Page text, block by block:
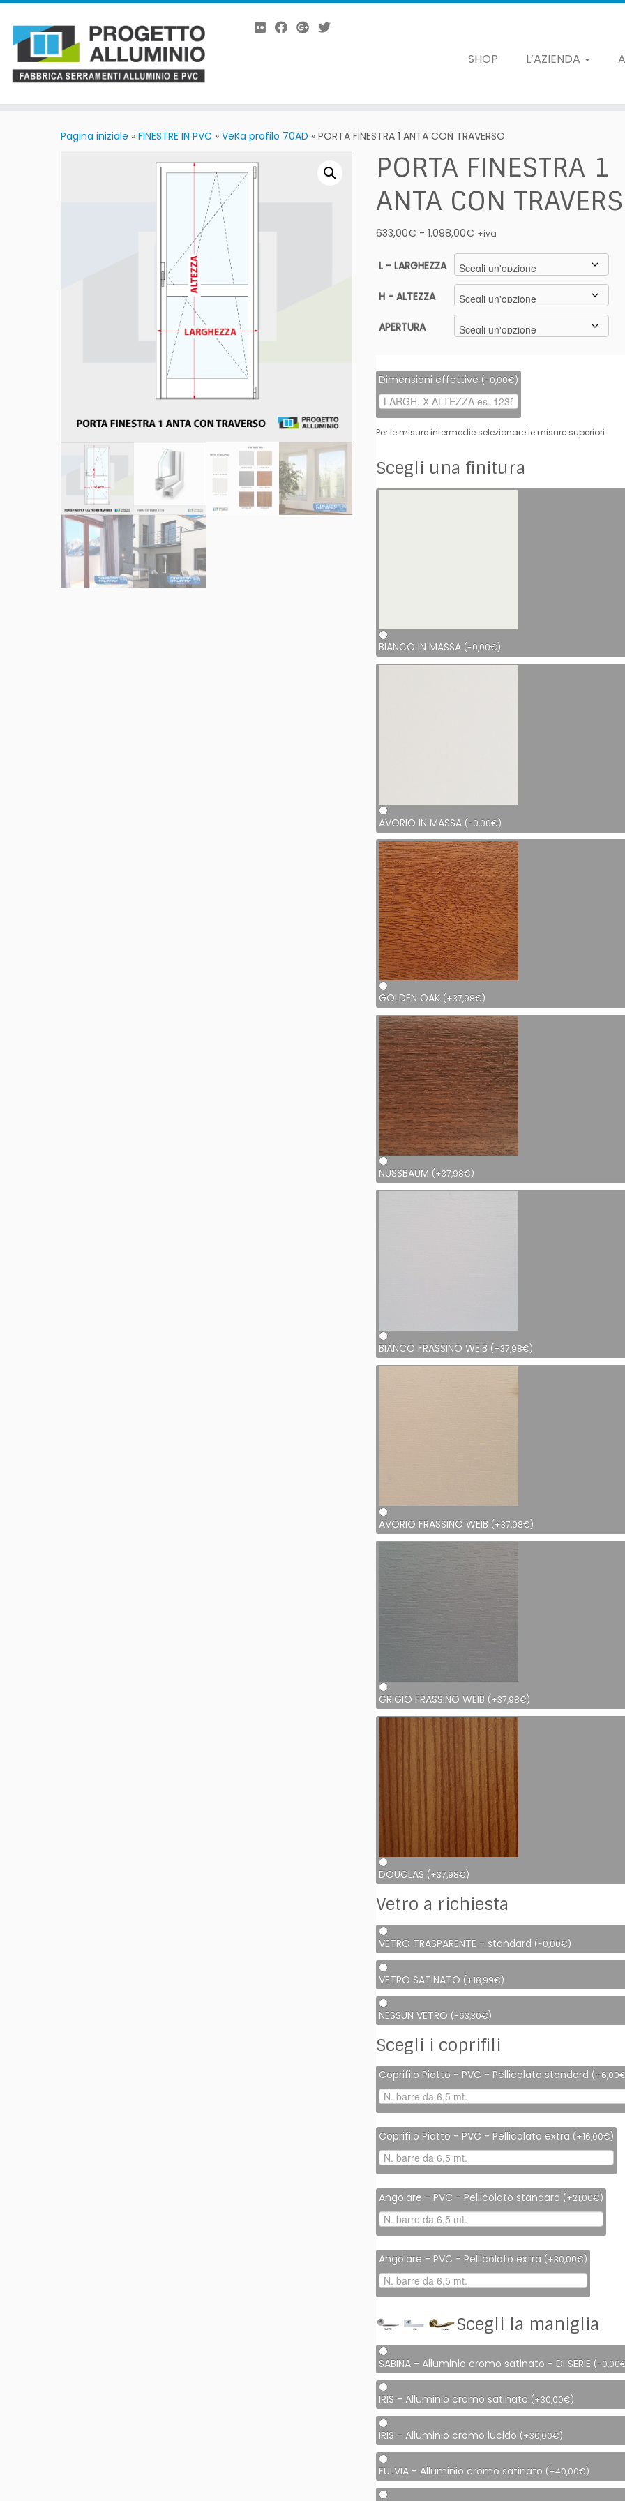
SHOP L’AZIENDA
Pagina iniziale » FINESTRE IN PVC » VeKa profilo 70AD » PORTA FINESTRA 1 ANTA CON TRAVERSO
PORTA FINESTRA 1
ANTA CON
633,00€ - 1.098,00€ Fascia
prezzo:
da
633,00€
a
1.098,00€
+iva
L - LARGHEZZA
H - ALTEZZA
APERTURA
Dimensioni effettive (-0,00€)
Per le misure intermedie selezionare le misure superiori.
Scegli una finitura
BIANCO IN MASSA (-0,00€)
AVORIO IN MASSA (-0,00€)
GOLDEN OAK (+37,98€)
NUSSBAUM (+37,98€)
BIANCO FRASSINO WEIB (+37,98€)
AVORIO FRASSINO WEIB (+37,98€)
GRIGIO FRASSINO WEIB (+37,98€)
DOUGLAS (+37,98€)
Vetro a richiesta
VETRO TRASPARENTE - standard (-0,00€)
VETRO SATINATO (+18,99€)
NESSUN VETRO (-63,30€)
Scegli i coprifili
Coprifilo Piatto - PVC - Pellicolato standard (+6,00
Coprifilo Piatto - PVC - Pellicolato extra (+16,00€)
Angolare - PVC - Pellicolato standard (+21,00€)
Angolare - PVC - Pellicolato extra (+30,00€)
Scegli la maniglia
SABINA - Alluminio cromo satinato - DI SERIE (-0,00
IRIS - Alluminio cromo satinato (+30,00€)
IRIS - Alluminio cromo lucido (+30,00€)
FULVIA - Alluminio cromo satinato (+40,00€)